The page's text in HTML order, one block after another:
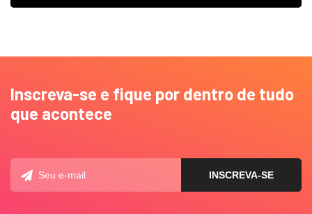
Inscreva-se e fique por dentro de tudo
que acontece